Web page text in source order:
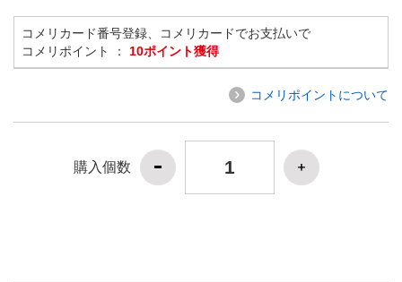
コメリカード番号登録、コメリカードでお支払いで
コメリポイント ： 10ポイント獲得
コメリポイントについて
購入個数